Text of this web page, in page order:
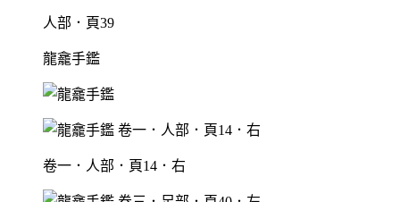
人部．頁39
龍龕手鑑
卷一．人部．頁14．右